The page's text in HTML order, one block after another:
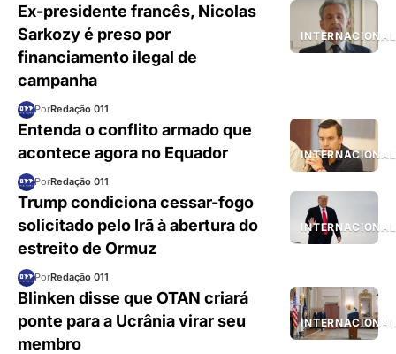
INTERNACIONAL
Ex-presidente francês, Nicolas
Sarkozy é preso por
financiamento ilegal de
campanha
PorRedação 011
INTERNACIONAL
Entenda o conflito armado que
acontece agora no Equador
PorRedação 011
INTERNACIONAL
Trump condiciona cessar-fogo
solicitado pelo Irã à abertura do
estreito de Ormuz
PorRedação 011
INTERNACIONAL
Blinken disse que OTAN criará
ponte para a Ucrânia virar seu
membro